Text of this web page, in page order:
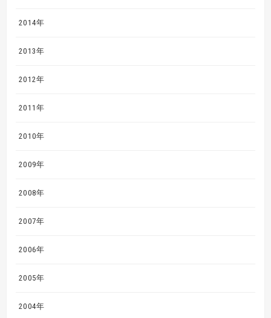
2014年
2013年
2012年
2011年
2010年
2009年
2008年
2007年
2006年
2005年
2004年